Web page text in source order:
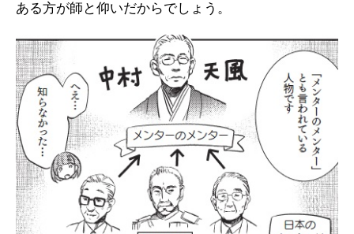
ある方が師と仰いだからでしょう。